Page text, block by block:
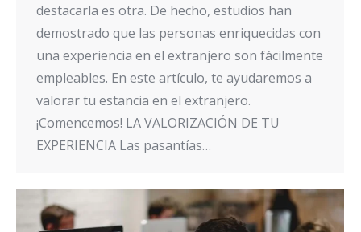
destacarla es otra. De hecho, estudios han
demostrado que las personas enriquecidas con
una experiencia en el extranjero son fácilmente
empleables. En este artículo, te ayudaremos a
valorar tu estancia en el extranjero.
¡Comencemos! LA VALORIZACIÓN DE TU
EXPERIENCIA Las pasantías…